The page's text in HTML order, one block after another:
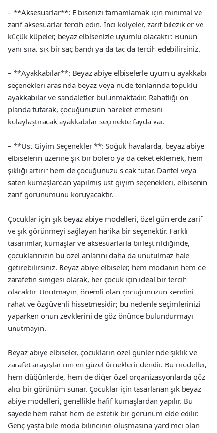
– **Aksesuarlar**: Elbisenizi tamamlamak için minimal ve
zarif aksesuarlar tercih edin. İnci kolyeler, zarif bilezikler ve
küçük küpeler, beyaz elbisenizle uyumlu olacaktır. Bunun
yanı sıra, şık bir saç bandı ya da taç da tercih edebilirsiniz.
– **Ayakkabılar**: Beyaz abiye elbiselerle uyumlu ayakkabı
seçenekleri arasında beyaz veya nude tonlarında topuklu
ayakkabılar ve sandaletler bulunmaktadır. Rahatlığı ön
planda tutarak, çocuğunuzun hareket etmesini
kolaylaştıracak ayakkabılar seçmekte fayda var.
– **Üst Giyim Seçenekleri**: Soğuk havalarda, beyaz abiye
elbiselerin üzerine şık bir bolero ya da ceket eklemek, hem
şıklığı artırır hem de çocuğunuzu sıcak tutar. Dantel veya
saten kumaşlardan yapılmış üst giyim seçenekleri, elbisenin
zarif görünümünü koruyacaktır.
Çocuklar için şık beyaz abiye modelleri, özel günlerde zarif
ve şık görünmeyi sağlayan harika bir seçenektir. Farklı
tasarımlar, kumaşlar ve aksesuarlarla birleştirildiğinde,
çocuklarınızın bu özel anlarını daha da unutulmaz hale
getirebilirsiniz. Beyaz abiye elbiseler, hem modanın hem de
zarafetin simgesi olarak, her çocuk için ideal bir tercih
olacaktır. Unutmayın, önemli olan çocuğunuzun kendini
rahat ve özgüvenli hissetmesidir; bu nedenle seçimlerinizi
yaparken onun zevklerini de göz önünde bulundurmayı
unutmayın.
Beyaz abiye elbiseler, çocukların özel günlerinde şıklık ve
zarafet arayışlarının en güzel örneklerindendir. Bu modeller,
hem düğünlerde, hem de diğer özel organizasyonlarda göz
alıcı bir görünüm sunar. Çocuklar için tasarlanan şık beyaz
abiye modelleri, genellikle hafif kumaşlardan yapılır. Bu
sayede hem rahat hem de estetik bir görünüm elde edilir.
Genç yaşta bile moda bilincinin oluşmasına yardımcı olan